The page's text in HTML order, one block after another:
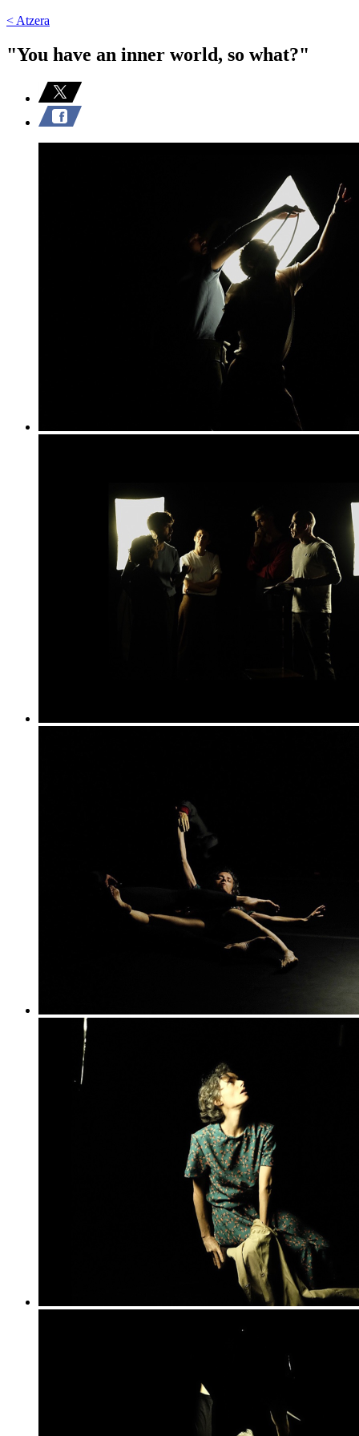
< Atzera
"You have an inner world, so what?"